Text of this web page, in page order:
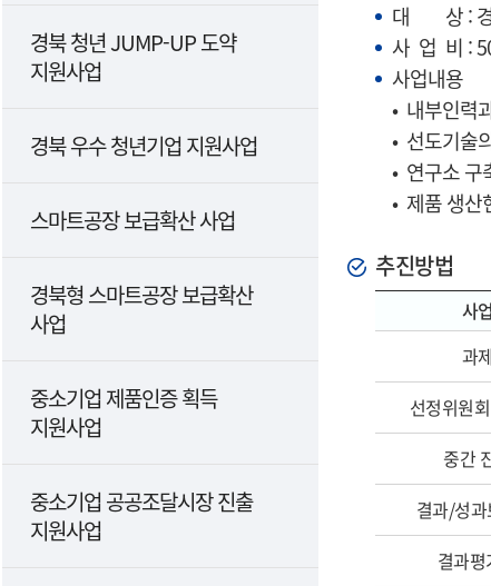
경북 청년 JUMP-UP 도약
지원사업
경북 우수 청년기업 지원사업
스마트공장 보급확산 사업
경북형 스마트공장 보급확산
사업
중소기업 제품인증 획득
지원사업
중소기업 공공조달시장 진출
지원사업
대 상 : 경
사 업 비 :
사업내용
• 내부인력
• 선도기술
• 연구소 구
• 제품 생산
추진방법
사
과
선정위원
중간
결과/성
결과